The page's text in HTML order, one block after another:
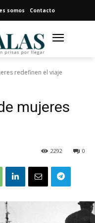
somos Contacto
redefinen el viaje
mujeres
0
2292